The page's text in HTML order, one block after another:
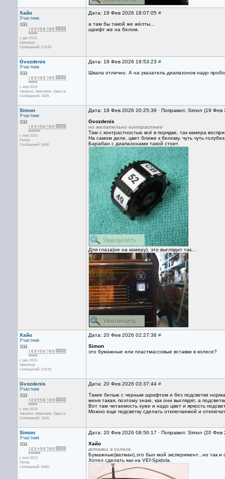
Хайо
Участник
с дек 2015
Оренбург
Сообщений: 21539
Дата: 19 Фев 2026 18:07:05 #
а там бы такой же жёлты...
шрифт же на белом.
Gvozdenis
Участник
с апр 2014
Украина, Николаев, Одесса
Сообщений: 1825
Дата: 19 Фев 2026 19:53:23 #
Шкала отлично. А на указатель диапазонов надо
Simon
Участник
с янв 2013
Питер
Сообщений: 5580
Дата: 19 Фев 2026 20:25:39 · Поправил: Simon (19
Gvozdenis
но желательно контрастнее
Там с контрастностью всё в порядке, так камера
На самом деле, цвет ближе к белому, чуть чуть
Барабан с диапазонами такой стоит.
Для глаза(не на камеру), это выглядит так...
Хайо
Участник
с дек 2015
Оренбург
Сообщений: 21539
Дата: 20 Фев 2026 02:27:36 #
Simon
это бумажные или пластмассовые вставки в колесе?
Gvozdenis
Участник
с апр 2014
Украина, Николаев, Одесса
Сообщений: 1825
Дата: 20 Фев 2026 03:37:44 #
Такие белые с черным шрифтом и без подсветки
меня такая, поэтому знаю, как они выглядят, а
Вот там читаемость хуже и надо цвет и яркость
Можно еще подсветку сделать отключаемой и
Simon
Участник
с янв 2013
Питер
Сообщений: 5580
Дата: 20 Фев 2026 08:56:17 · Поправил: Simon (20
Хайо
вставки в колесе
Бумажные(ватман),это был мой эксперимент...но так и
Хотел сделать как на VEf-Spidola.